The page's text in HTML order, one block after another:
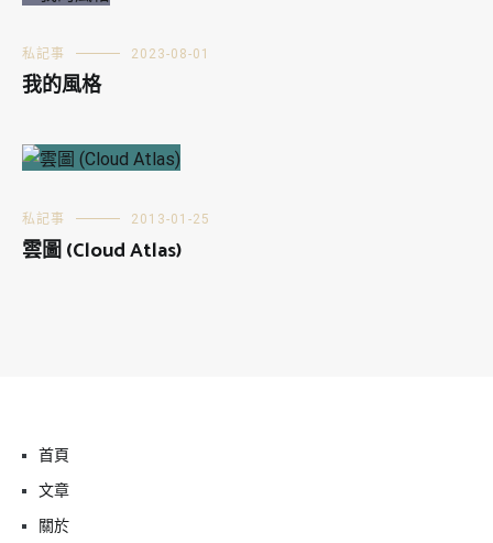
私記事 2023-08-01
我的風格
私記事 2013-01-25
雲圖 (Cloud Atlas)
首頁
文章
關於